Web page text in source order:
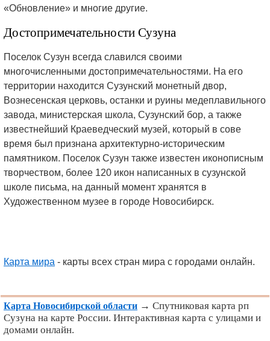
«Обновление» и многие другие.
Достопримечательности Сузуна
Поселок Сузун всегда славился своими
многочисленными достопримечательностями. На его
территории находится Сузунский монетный двор,
Вознесенская церковь, останки и руины медеплавильного
завода, министерская школа, Сузунский бор, а также
известнейший Краеведческий музей, который в сове
время был признана архитектурно-историческим
памятником. Поселок Сузун также известен иконописным
творчеством, более 120 икон написанных в сузунской
школе письма, на данный момент хранятся в
Художественном музее в городе Новосибирск.
Карта мира - карты всех стран мира с городами онлайн.
Карта Новосибирской области → Спутниковая карта рп
Сузуна на карте России. Интерактивная карта с улицами и
домами онлайн.